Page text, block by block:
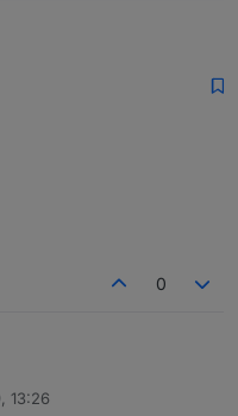
mal gesehen. ich selbst
über meine objekte per
die wahren js profis
0
13:26